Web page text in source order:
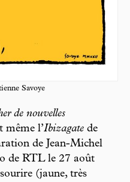
Savoye
de nouvelles
même l’Ibizagate de
de Jean-Michel
de RTL le 27 août
(jaune, très